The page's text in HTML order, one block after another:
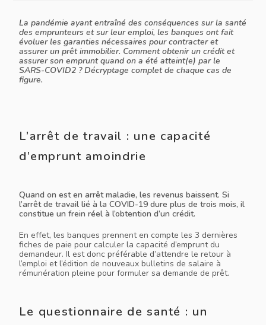
La pandémie ayant entraîné des conséquences sur la santé
des emprunteurs et sur leur emploi, les banques ont fait
évoluer les garanties nécessaires pour contracter et
assurer un prêt immobilier. Comment obtenir un crédit et
assurer son emprunt quand on a été atteint(e) par le
SARS-COVID2 ? Décryptage complet de chaque cas de
figure.
L’arrêt de travail : une capacité
d’emprunt amoindrie
Quand on est en arrêt maladie, les revenus baissent. Si
l’arrêt de travail lié à la COVID-19 dure plus de trois mois, il
constitue un frein réel à l’obtention d’un crédit.
En effet, les banques prennent en compte les 3 dernières
fiches de paie pour calculer la capacité d’emprunt du
demandeur. Il est donc préférable d’attendre le retour à
l’emploi et l’édition de nouveaux bulletins de salaire à
rémunération pleine pour formuler sa demande de prêt.
Le questionnaire de santé : un